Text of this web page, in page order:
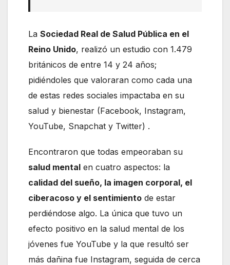
La Sociedad Real de Salud Pública en el
Reino Unido, realizó un estudio con 1.479
británicos de entre 14 y 24 años;
pidiéndoles que valoraran como cada una
de estas redes sociales impactaba en su
salud y bienestar (Facebook, Instagram,
YouTube, Snapchat y Twitter) .
Encontraron que todas empeoraban su
salud mental en cuatro aspectos: la
calidad del sueño, la imagen corporal, el
ciberacoso y el sentimiento de estar
perdiéndose algo. La única que tuvo un
efecto positivo en la salud mental de los
jóvenes fue YouTube y la que resultó ser
más dañina fue Instagram, seguida de cerca